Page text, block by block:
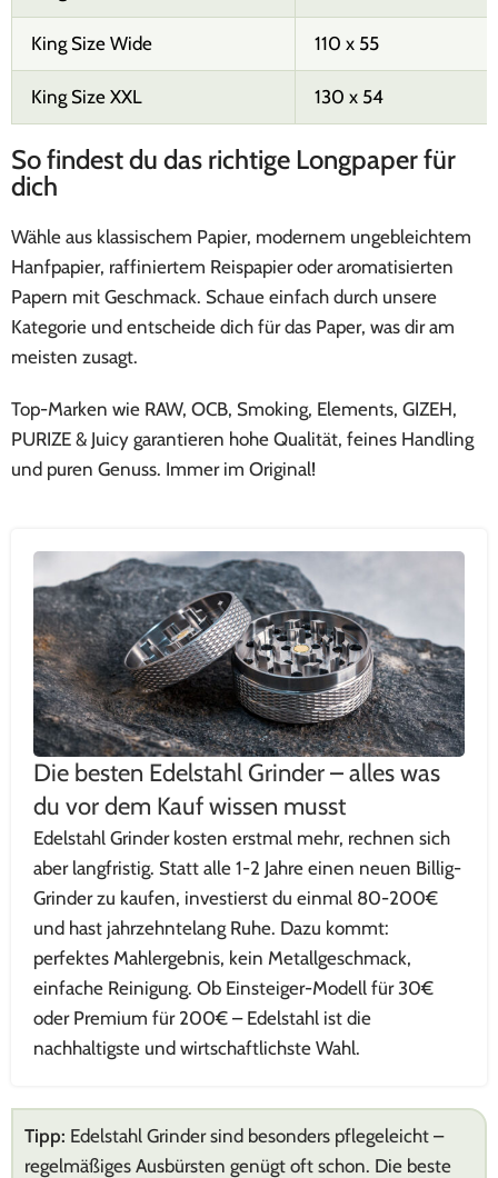
King Size Wide 110 x 55
King Size XXL 130 x 54
So findest du das richtige Longpaper für
dich
Wähle aus klassischem Papier, modernem ungebleichtem
Hanfpapier, raffiniertem Reispapier oder aromatisierten
Papern mit Geschmack. Schaue einfach durch unsere
Kategorie und entscheide dich für das Paper, was dir am
meisten zusagt.
Top-Marken wie RAW, OCB, Smoking, Elements, GIZEH,
PURIZE & Juicy garantieren hohe Qualität, feines Handling
und puren Genuss. Immer im Original!
Die besten Edelstahl Grinder – alles was
du vor dem Kauf wissen musst
Edelstahl Grinder kosten erstmal mehr, rechnen sich
aber langfristig. Statt alle 1-2 Jahre einen neuen Billig-
Grinder zu kaufen, investierst du einmal 80-200€
und hast jahrzehntelang Ruhe. Dazu kommt:
perfektes Mahlergebnis, kein Metallgeschmack,
einfache Reinigung. Ob Einsteiger-Modell für 30€
oder Premium für 200€ – Edelstahl ist die
nachhaltigste und wirtschaftlichste Wahl.
Tipp: Edelstahl Grinder sind besonders pflegeleicht –
regelmäßiges Ausbürsten genügt oft schon. Die beste